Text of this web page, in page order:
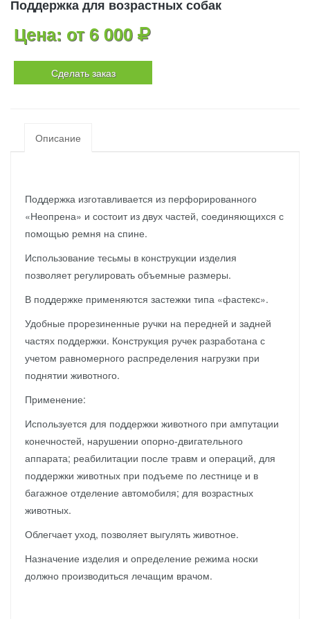
Поддержка для возрастных собак
Цена: от 6 000
Сделать заказ
Описание
Поддержка изготавливается из перфорированного
«Неопрена» и состоит из двух частей, соединяющихся с
помощью ремня на спине.
Использование тесьмы в конструкции изделия
позволяет регулировать объемные размеры.
В поддержке применяются застежки типа «фастекс».
Удобные прорезиненные ручки на передней и задней
частях поддержки. Конструкция ручек разработана с
учетом равномерного распределения нагрузки при
поднятии животного.
Применение:
Используется для поддержки животного при ампутации
конечностей, нарушении опорно-двигательного
аппарата; реабилитации после травм и операций, для
поддержки животных при подъеме по лестнице и в
багажное отделение автомобиля; для возрастных
животных.
Облегчает уход, позволяет выгулять животное.
Назначение изделия и определение режима носки
должно производиться лечащим врачом.